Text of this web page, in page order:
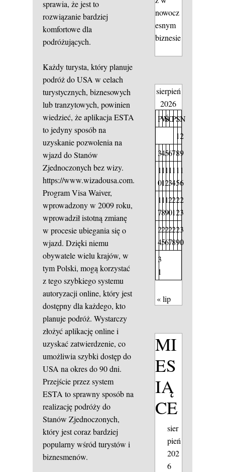
sprawia, że jest to
rozwiązanie bardziej
komfortowe dla
podróżujących.
Każdy turysta, który planuje
podróż do USA w celach
turystycznych, biznesowych
lub tranzytowych, powinien
wiedzieć, że aplikacja ESTA
to jedyny sposób na
uzyskanie pozwolenia na
wjazd do Stanów
Zjednoczonych bez wizy.
https://www.wizadousa.com.pl/
Program Visa Waiver,
wprowadzony w 2009 roku,
wprowadził istotną zmianę
w procesie ubiegania się o
wjazd. Dzięki niemu
obywatele wielu krajów, w
tym Polski, mogą korzystać
z tego szybkiego systemu
autoryzacji online, który jest
dostępny dla każdego, kto
planuje podróż. Wystarczy
złożyć aplikację online i
uzyskać zatwierdzenie, co
umożliwia szybki dostęp do
USA na okres do 90 dni.
Przejście przez system
ESTA to sprawny sposób na
realizację podróży do
Stanów Zjednoczonych,
który jest coraz bardziej
popularny wśród turystów i
biznesmenów.
nowocz
esnym
biznesie
sierpień
2026
PW
ŚCPSN
12
3456789
1
0
1
1
1
2
1
3
1
4
1
5
1
6
1
7
1
8
1
9
2
0
2
1
2
2
2
3
2
4
2
5
2
6
2
7
2
8
2
9
3
0
3
1
« lip
MI
ES
IĄ
CE
sier
pień
202
6